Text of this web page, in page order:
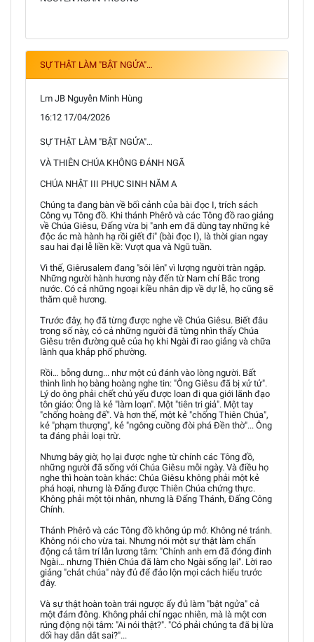
SỰ THẬT LÀM "BẬT NGỬA"…
Lm JB Nguyễn Minh Hùng
16:12 17/04/2026
SỰ THẬT LÀM "BẬT NGỬA"…
VÀ THIÊN CHÚA KHÔNG ĐÁNH NGÃ
CHÚA NHẬT III PHỤC SINH NĂM A
Chúng ta đang bàn về bối cảnh của bài đọc I, trích sách
Công vụ Tông đồ. Khi thánh Phêrô và các Tông đồ rao giảng
về Chúa Giêsu, Đấng vừa bị "anh em đã dùng tay những kẻ
độc ác mà hành hạ rồi giết đi" (bài đọc I), là thời gian ngay
sau hai đại lễ liền kề: Vượt qua và Ngũ tuần.
Vì thế, Giêrusalem đang "sôi lên" vì lượng người tràn ngập.
Những người hành hương này đến từ Nam chí Bắc trong
nước. Có cả những ngoại kiều nhân dịp về dự lễ, họ cũng sẽ
thăm quê hương.
Trước đây, họ đã từng được nghe về Chúa Giêsu. Biết đâu
trong số này, có cả những người đã từng nhìn thấy Chúa
Giêsu trên đường quê của họ khi Ngài đi rao giảng và chữa
lành qua khắp phố phường.
Rồi… bỗng dưng... như một cú đánh vào lòng người. Bất
thình lình họ bàng hoàng nghe tin: "Ông Giêsu đã bị xử tử".
Lý do ông phải chết chủ yếu được loan đi qua giới lãnh đạo
tôn giáo: Ông là kẻ "làm loạn". Một "tiên tri giả". Một tay
"chống hoàng đế". Và hơn thế, một kẻ "chống Thiên Chúa",
kẻ "phạm thượng", kẻ "ngông cuồng đòi phá Đền thờ"... Ông
ta đáng phải loại trừ.
Nhưng bây giờ, họ lại được nghe từ chính các Tông đồ,
những người đã sống với Chúa Giêsu mỗi ngày. Và điều họ
nghe thì hoàn toàn khác: Chúa Giêsu không phải một kẻ
phá hoại, nhưng là Đấng được Thiên Chúa chứng thực.
Không phải một tội nhân, nhưng là Đấng Thánh, Đấng Công
Chính.
Thánh Phêrô và các Tông đồ không úp mở. Không né tránh.
Không nói cho vừa tai. Nhưng nói một sự thật làm chấn
động cả tâm trí lẫn lương tâm: "Chính anh em đã đóng đinh
Ngài… nhưng Thiên Chúa đã làm cho Ngài sống lại". Lời rao
giảng "chát chúa" này đủ để đảo lộn mọi cách hiểu trước
đây.
Và sự thật hoàn toàn trái ngược ấy đủ làm "bật ngửa" cả
một đám đông. Không phải chỉ ngạc nhiên, mà là một cơn
rúng động nội tâm: "Ai nói thật?". "Có phải chúng ta đã bị lừa
dối hay dẫn dắt sai?"...